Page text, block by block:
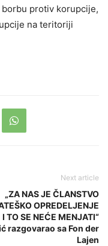
protiv korupcije,
na teritoriji
Next article
„ZA NAS JE ČLANSTVO
OPREDELJENJE
I TO SE NEĆE MENJATI“
razgovarao sa Fon der
Lajen